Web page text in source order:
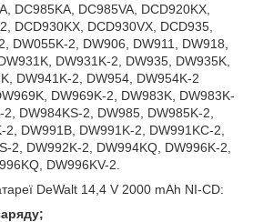
DC985KA, DC985VA, DCD920KX,
DCD930KX, DCD930VX, DCD935,
DW055K-2, DW906, DW911, DW918,
DW931K-2, DW935, DW935K,
DW941K-2, DW954, DW954K-2
DW969K-2, DW983K, DW983K-
DW984KS-2, DW985, DW985K-2,
2, DW991B, DW991K-2, DW991KC-2,
2, DW992K-2, DW994KQ, DW996K-2,
DW996KV-2.
DeWalt 14,4 V 2000 mAh NI-CD: